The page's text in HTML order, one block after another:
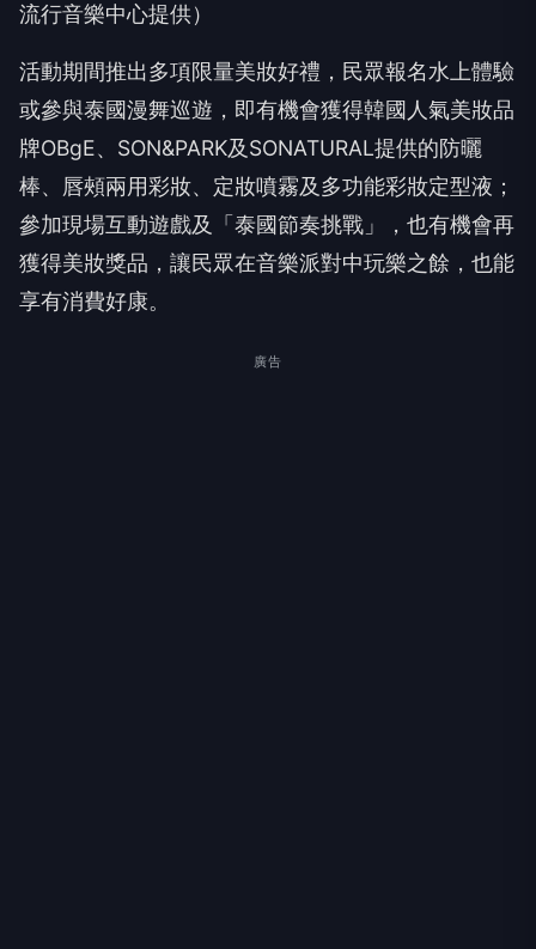
流行音樂中心提供）
活動期間推出多項限量美妝好禮，民眾報名水上體驗
或參與泰國漫舞巡遊，即有機會獲得韓國人氣美妝品
牌OBgE、SON&PARK及SONATURAL提供的防曬
棒、唇頰兩用彩妝、定妝噴霧及多功能彩妝定型液；
參加現場互動遊戲及「泰國節奏挑戰」，也有機會再
獲得美妝獎品，讓民眾在音樂派對中玩樂之餘，也能
享有消費好康。
廣告